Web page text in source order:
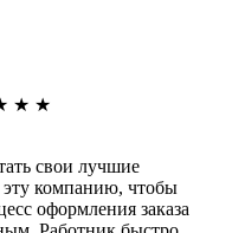
★ ★
свои лучшие
компанию, чтобы
оформления заказа